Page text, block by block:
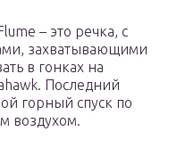
– это речка, с
захватывающими
в гонках на
Последний
горный спуск по
воздухом.